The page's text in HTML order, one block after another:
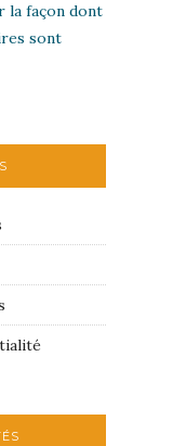
la façon dont
sont